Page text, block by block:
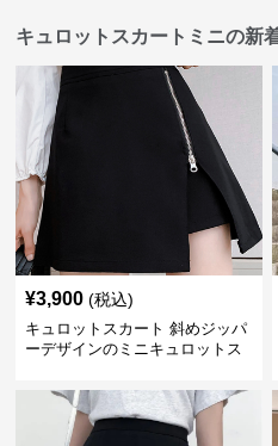
キュロットスカートミニの新
¥3,900 (税込)
キュロットスカート 斜めジッパ
ーデザインのミニキュロットス